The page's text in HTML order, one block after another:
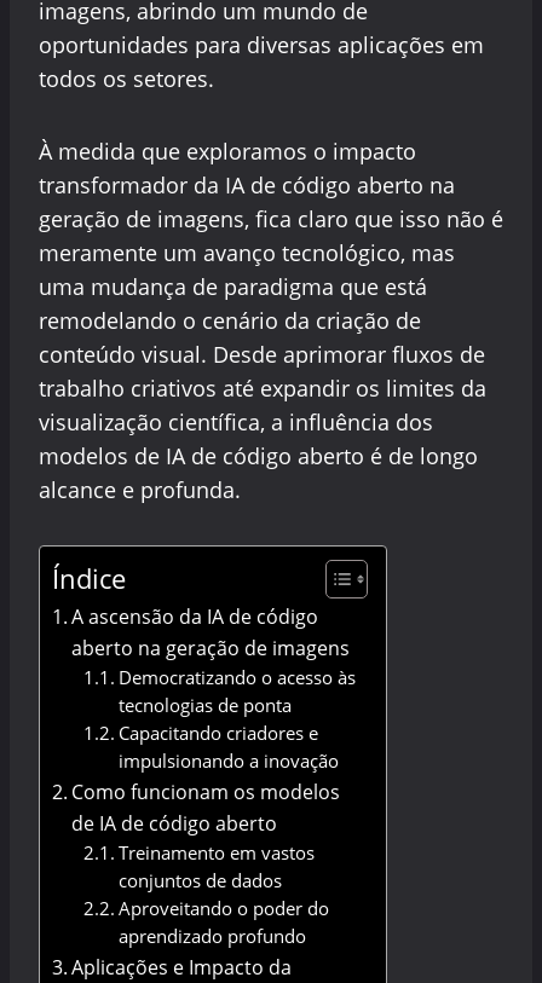
imagens, abrindo um mundo de
oportunidades para diversas aplicações em
todos os setores.
À medida que exploramos o impacto
transformador da IA de código aberto na
geração de imagens, fica claro que isso não é
meramente um avanço tecnológico, mas
uma mudança de paradigma que está
remodelando o cenário da criação de
conteúdo visual. Desde aprimorar fluxos de
trabalho criativos até expandir os limites da
visualização científica, a influência dos
modelos de IA de código aberto é de longo
alcance e profunda.
Índice
A ascensão da IA de código
aberto na geração de imagens
Democratizando o acesso às
tecnologias de ponta
Capacitando criadores e
impulsionando a inovação
Como funcionam os modelos
de IA de código aberto
Treinamento em vastos
conjuntos de dados
Aproveitando o poder do
aprendizado profundo
Aplicações e Impacto da